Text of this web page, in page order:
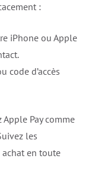
:
iPhone ou Apple
code d’accès
Apple Pay comme
les
achat en toute